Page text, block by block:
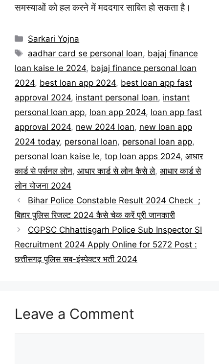
समस्याओं को हल करने में मददगार साबित हो सकता है।
Categories
Sarkari Yojna
Tags
aadhar card se personal loan, bajaj finance
loan kaise le 2024, bajaj finance personal loan
2024, best loan app 2024, best loan app fast
approval 2024, instant personal loan, instant
personal loan app, loan app 2024, loan app fast
approval 2024, new 2024 loan, new loan app
2024 today, personal loan, personal loan app,
personal loan kaise le, top loan apps 2024, आधार
कार्ड से पर्सनल लोन, आधार कार्ड से लोन कैसे ले, आधार कार्ड से
लोन योजना 2024
Bihar Police Constable Result 2024 Check ;
बिहार पुलिस रिजल्ट 2024 कैसे चेक करें पूरी जानकारी
CGPSC Chhattisgarh Police Sub Inspector SI
Recruitment 2024 Apply Online for 5272 Post :
छत्तीसगढ़ पुलिस सब-इंस्पेक्टर भर्ती 2024
Leave a Comment